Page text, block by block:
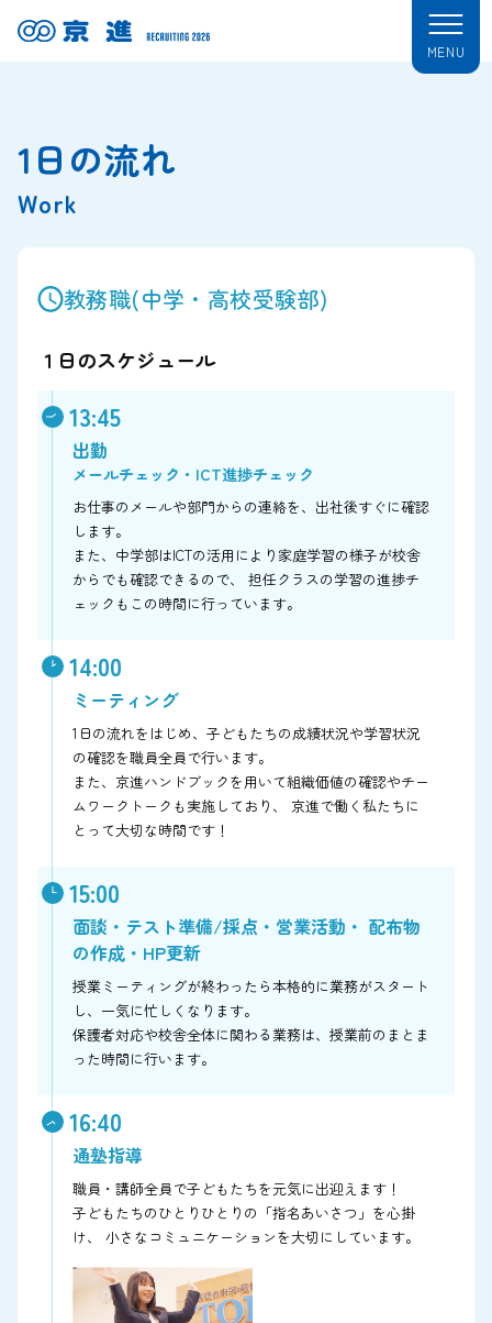
1日の流れ
Work
教務職(中学・高校受験部)
１日のスケジュール
13:45
出勤
メールチェック・ICT進捗チェック
お仕事のメールや部門からの連絡を、出社後すぐに確認
します。
また、中学部はICTの活用により家庭学習の様子が校舎
からでも確認できるので、 担任クラスの学習の進捗チ
ェックもこの時間に行っています。
14:00
ミーティング
1日の流れをはじめ、子どもたちの成績状況や学習状況
の確認を職員全員で行います。
また、京進ハンドブックを用いて組織価値の確認やチー
ムワークトークも実施しており、 京進で働く私たちに
とって大切な時間です！
15:00
面談・テスト準備/採点・営業活動・ 配布物
の作成・HP更新
授業ミーティングが終わったら本格的に業務がスタート
し、一気に忙しくなります。
保護者対応や校舎全体に関わる業務は、授業前のまとま
った時間に行います。
16:40
通塾指導
職員・講師全員で子どもたちを元気に出迎えます！
子どもたちのひとりひとりの「指名あいさつ」を心掛
け、 小さなコミュニケーションを大切にしています。